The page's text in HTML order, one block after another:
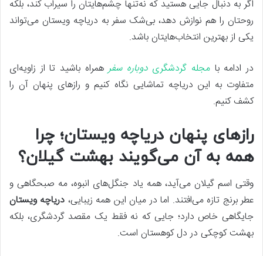
اگر به دنبال جایی هستید که نه‌تنها چشم‌هایتان را سیراب کند، بلکه
روحتان را هم نوازش دهد، بی‌شک سفر به دریاچه ویستان می‌تواند
یکی از بهترین انتخاب‌هایتان باشد.
در ادامه با مجله گردشگریدوباره سفرهمراه باشید تا از زاویه‌ای
متفاوت به این دریاچه تماشایی نگاه کنیم و رازهای پنهان آن را
کشف کنیم.
رازهای پنهان دریاچه ویستان؛ چرا
همه به آن می‌گویند بهشت گیلان؟
وقتی اسم گیلان می‌آید، همه یاد جنگل‌های انبوه، مه صبحگاهی و
عطر برنج تازه می‌افتند. اما در میان این همه زیبایی، دریاچه ویستان
جایگاهی خاص دارد؛ جایی که نه فقط یک مقصد گردشگری، بلکه
بهشت کوچکی در دل کوهستان است.